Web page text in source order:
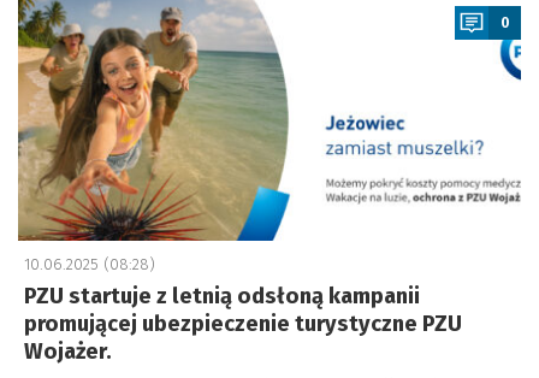
0
10.06.2025 (08:28)
PZU startuje z letnią odsłoną kampanii
promującej ubezpieczenie turystyczne PZU
Wojażer.